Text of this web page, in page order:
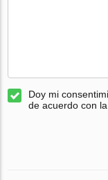
Doy mi
de acuerdo con